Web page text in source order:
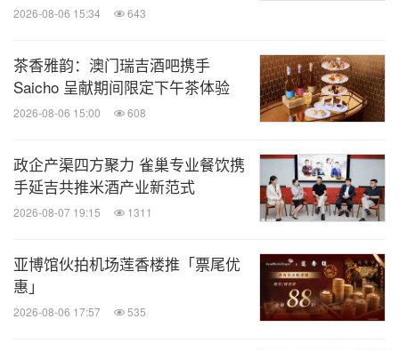
2026-08-06 15:34 643
茶香雅韵：澳门瑞吉酒吧携手
Saicho 呈献期间限定下午茶体验
2026-08-06 15:00 608
政企产渠四方聚力 雀巢专业餐饮携
手延吉共推米酒产业新范式
2026-08-07 19:15 1311
亚博馆伙拍机场莲香楼推「票尾优
惠」
2026-08-06 17:57 535